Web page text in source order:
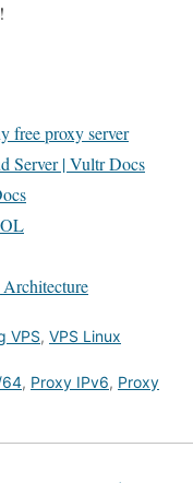
free proxy server
Server | Vultr Docs
VPS, VPS Linux
64, Proxy IPv6, Proxy